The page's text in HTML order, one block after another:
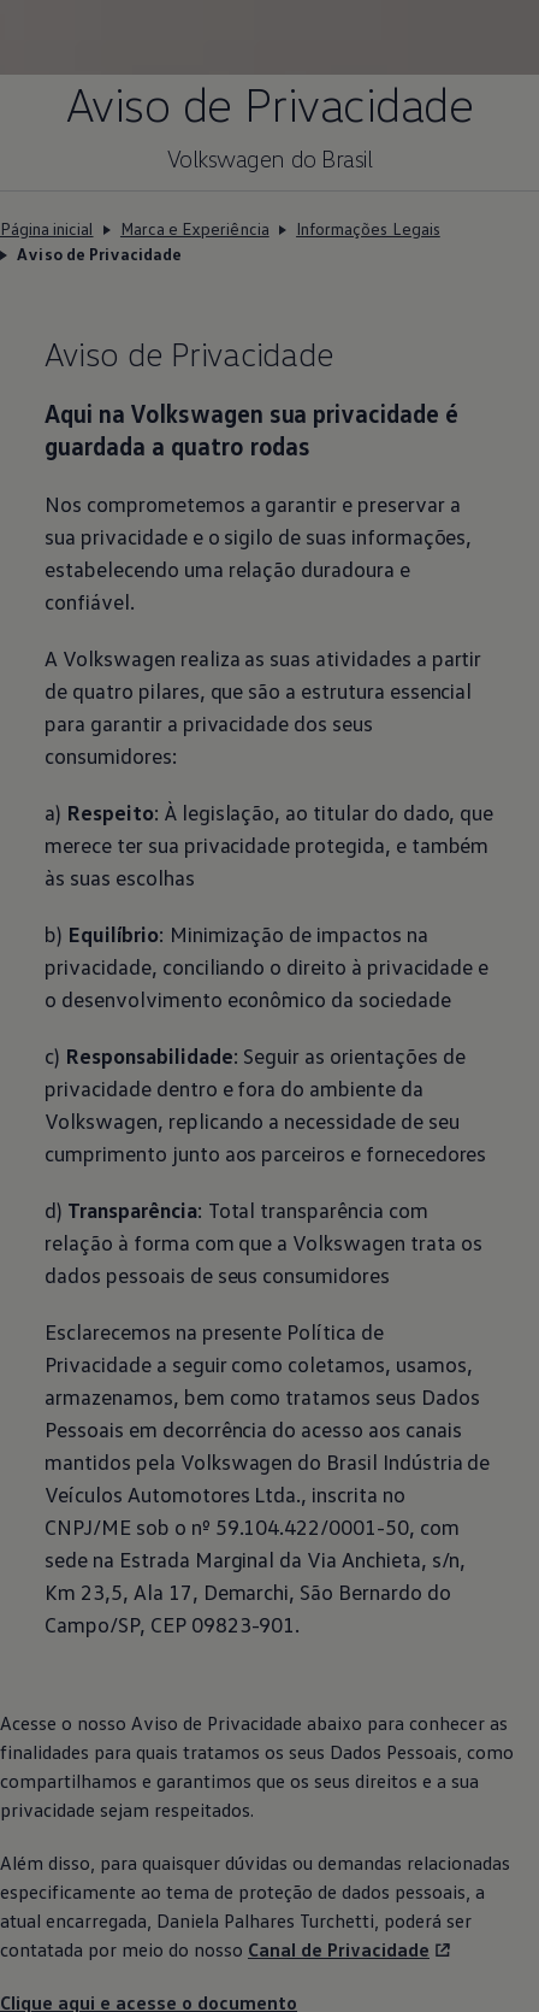
Aviso de Privacidade
Volkswagen do Brasil
Página inicial Marca e Experiência
Informações Legais
Aviso de Privacidade
Aviso de Privacidade
Aqui na Volkswagen sua privacidade é
guardada a quatro rodas
Nos comprometemos a garantir e preservar a
sua privacidade e o sigilo de suas informações,
estabelecendo uma relação duradoura e
confiável.
A Volkswagen realiza as suas atividades a partir
de quatro pilares, que são a estrutura essencial
para garantir a privacidade dos seus
consumidores:
a) Respeito: À legislação, ao titular do dado, que
merece ter sua privacidade protegida, e também
às suas escolhas
b) Equilíbrio: Minimização de impactos na
privacidade, conciliando o direito à privacidade e
o desenvolvimento econômico da sociedade
c) Responsabilidade: Seguir as orientações de
privacidade dentro e fora do ambiente da
Volkswagen, replicando a necessidade de seu
cumprimento junto aos parceiros e fornecedores
d) Transparência: Total transparência com
relação à forma com que a Volkswagen trata os
dados pessoais de seus consumidores
Esclarecemos na presente Política de
Privacidade a seguir como coletamos, usamos,
armazenamos, bem como tratamos seus Dados
Pessoais em decorrência do acesso aos canais
mantidos pela Volkswagen do Brasil Indústria de
Veículos Automotores Ltda., inscrita no
CNPJ/ME sob o nº 59.104.422/0001-50, com
sede na Estrada Marginal da Via Anchieta, s/n,
Km 23,5, Ala 17, Demarchi, São Bernardo do
Campo/SP, CEP 09823-901.
Acesse o nosso Aviso de Privacidade abaixo para conhecer as
finalidades para quais tratamos os seus Dados Pessoais, como
compartilhamos e garantimos que os seus direitos e a sua
privacidade sejam respeitados.
Além disso, para quaisquer dúvidas ou demandas relacionadas
especificamente ao tema de proteção de dados pessoais, a
atual encarregada, Daniela Palhares Turchetti, poderá ser
contatada por meio do nosso Canal de Privacidade
Clique aqui e acesse o documento